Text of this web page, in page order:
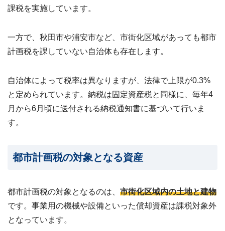
メ
ー
付・
翌
日
ま
で
に
ご
返
✉
無料
い合
メー
ルフ
ォー
課税を実施しています。
一方で、秋田市や浦安市など、市街化区域があっても都市
計画税を課していない自治体も存在します。
自治体によって税率は異なりますが、法律で上限が0.3%
と定められています。納税は固定資産税と同様に、毎年4
月から6月頃に送付される納税通知書に基づいて行いま
す。
都市計画税の対象となる資産
都市計画税の対象となるのは、 市街化区域内の土地と建物
です。事業用の機械や設備といった償却資産は課税対象外
となっています。